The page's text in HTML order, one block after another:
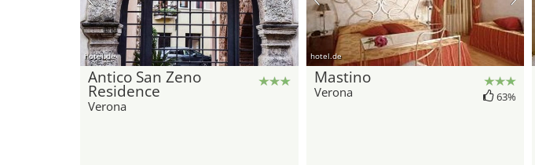
hotel.de
Antico San Zeno
Residence
Verona
hotel.de
Mastino
Verona 63%